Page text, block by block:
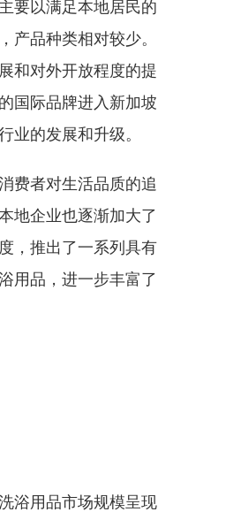
要以满足本地居民的
产品种类相对较少。
和对外开放程度的提
国际品牌进入新加坡
业的发展和升级。
费者对生活品质的追
地企业也逐渐加大了
，推出了一系列具有
用品，进一步丰富了
浴用品市场规模呈现